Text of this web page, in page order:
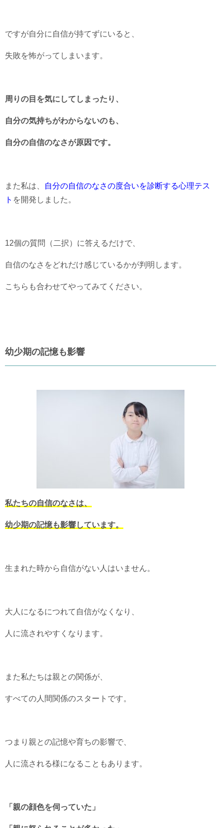
ですが自分に自信が持てずにいると、
失敗を怖がってしまいます。
周りの目を気にしてしまったり、
自分の気持ちがわからないのも、
自分の自信のなさが原因です。
また私は、
自分の自信のなさの度合いを診断する心理テス
ト を開発しました。
12個の質問（二択）に答えるだけで、
自信のなさをどれだけ感じているかが判明します。
こちらも合わせてやってみてください。
幼少期の記憶も影響
私たちの自信のなさは、
幼少期の記憶も影響しています。
生まれた時から自信がない人はいません。
大人になるにつれて自信がなくなり、
人に流されやすくなります。
また私たちは親との関係が、
すべての人間関係のスタートです。
つまり親との記憶や育ちの影響で、
人に流される様になることもあります。
「親の顔色を伺っていた」